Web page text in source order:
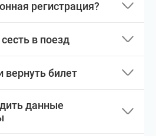
регистрация?
в поезд
вернуть билет
данные